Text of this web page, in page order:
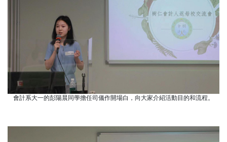
會計系大一的彭陽晨同學擔任司儀作開場白，向大家介紹活動目的和流程。